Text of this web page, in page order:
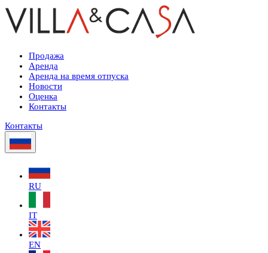
Продажа
Аренда
Аренда на время отпуска
Новости
Оценка
Контакты
Контакты
RU
IT
EN